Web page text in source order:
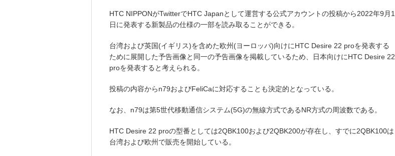
HTC NIPPONがTwitterでHTC Japanとして運営する公式アカウントの投稿から2022年9月1
日に発表する新製品の仕様の一部を読み取ることができる。
台湾および英国(イギリス)を含めた欧州(ヨーロッパ)向けにHTC Desire 22 proを発表する
ために展開した予告画像と同一の予告画像を掲載しているため、日本向けにHTC Desire 22
proを発表すると考えられる。
投稿の内容からn79およびFeliCaに対応することも決定的となっている。
なお、n79は第5世代移動通信システム(5G)の無線方式であるNR方式の周波数である。
HTC Desire 22 proの型番としては2QBK100および2QBK200が存在し、すでに2QBK100は
台湾および欧州で販売を開始している。